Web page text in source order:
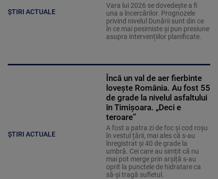
ȘTIRI ACTUALE
Vara lui 2026 se dovedește a fi
una a încercărilor. Prognozele
privind nivelul Dunării sunt din ce
în ce mai pesimiste și pun presiune
asupra intervențiilor planificate.
ȘTIRI ACTUALE
Încă un val de aer fierbinte
lovește România. Au fost 55
de grade la nivelul asfaltului
în Timișoara. „Deci e
teroare”
A fost a patra zi de foc și cod roșu
în vestul țării, mai ales că s-au
înregistrat și 40 de grade la
umbră. Cei care au simțit că nu
mai pot merge prin arșiță s-au
oprit la punctele de hidratare ca
să-și tragă sufletul.